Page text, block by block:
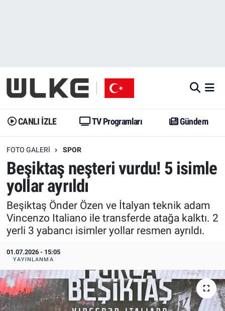
CANLI İZLE TV Programları Gündem
FOTO GALERI SPOR
Beşiktaş neşteri vurdu! 5 isimle
yollar ayrıldı
Beşiktaş Önder Özen ve İtalyan teknik adam
Vincenzo Italiano ile transferde atağa kalktı. 2
yerli 3 yabancı isimler yollar resmen ayrıldı.
01.07.2026 - 15:05
YAYINLANMA
Gündem
Dünya
Erişim Bilgileri
Ekonomi
Trend
Yazarlar
Gündem
Trend
Erişim Bilgileri
Spor
Ekonomi
Medya
Özel Haberler
İstanbul Namaz Vakitleri
Trafik Durumu
Erişim Bilgileri
Tüm Manşetler
Son Dakika Haberleri